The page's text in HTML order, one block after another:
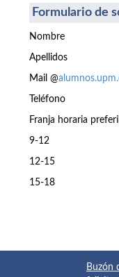
Formulario de
Nombre
Apellidos
Mail @
Teléfono
Franja horaria
9-12
12-15
15-18
Buzón